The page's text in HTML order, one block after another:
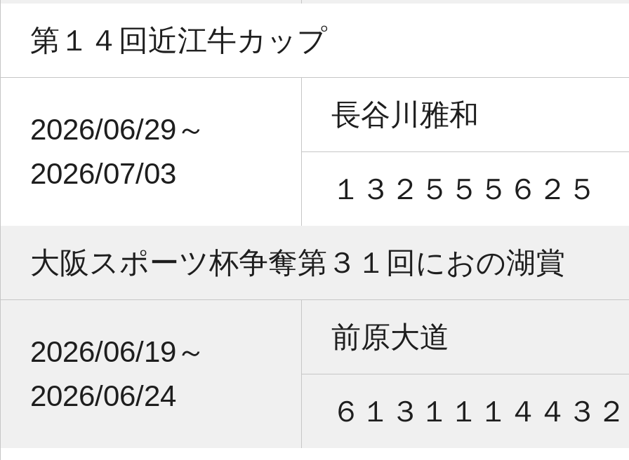
第１４回近江牛カップ
2026/06/29～
2026/07/03
長谷川雅和
１３２５５５６２５
大阪スポーツ杯争奪第３１回におの湖賞
2026/06/19～
2026/06/24
前原大道
６１３１１１４４３